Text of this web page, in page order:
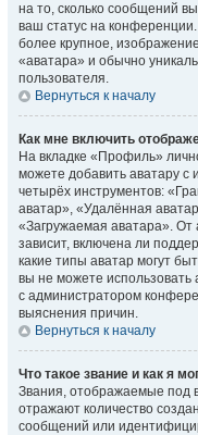
на то, сколько сообщений
ваш статус на
более крупное,
«аватара» и обычно
пользователя.
Вернуться к началу
Как мне включить
На вкладке «Профиль»
можете добавить аватару с
четырёх инструментов:
аватар», «Удалённая
«Загружаемая аватара». От
зависит, включена ли
какие типы аватар могут
вы не можете использовать
с администратором
выяснения причин.
Вернуться к началу
Что такое звание и как я
Звания, отображаемые под
отражают количество
сообщений или